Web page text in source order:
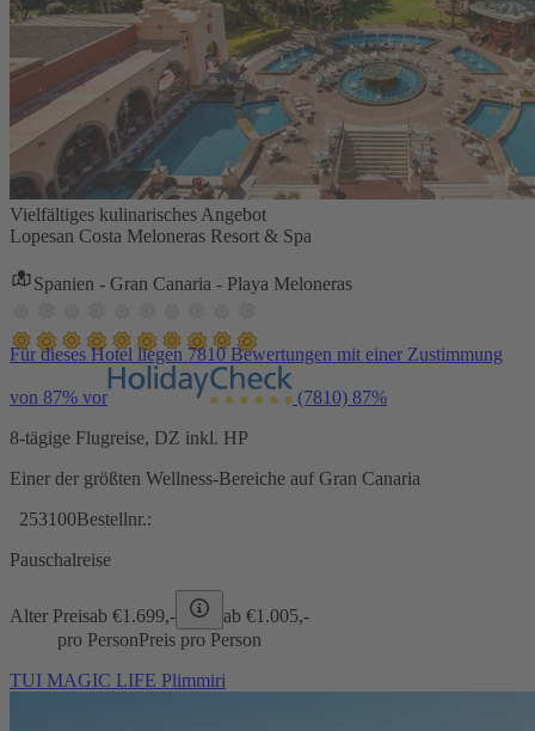
Vielfältiges kulinarisches Angebot
Lopesan Costa Meloneras Resort & Spa
Spanien - Gran Canaria - Playa Meloneras
Für dieses Hotel liegen 7810 Bewertungen mit einer Zustimmung
von 87% vor (7810) 87%
8-tägige Flugreise, DZ inkl. HP
Einer der größten Wellness-Bereiche auf Gran Canaria
253100Bestellnr.:
Pauschalreise
Alter Preisab €1.699,- ab €1.005,-
pro PersonPreis pro Person
TUI MAGIC LIFE Plimmiri